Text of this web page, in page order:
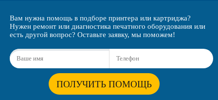
Вам нужна помощь в подборе принтера или картриджа?
Нужен ремонт или диагностика печатного оборудования или
есть другой вопрос? Оставьте заявку, мы поможем!
ПОЛУЧИТЬ ПОМОЩЬ